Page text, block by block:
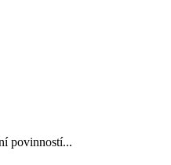
povinností...